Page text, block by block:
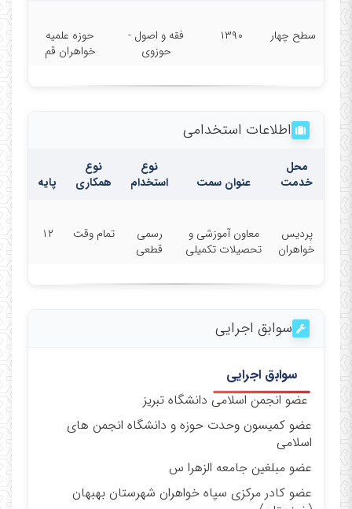
سطح چهار ۱۳۹۰
فقه و اصول -
حوزوی
حوزه علمیه
خواهران قم
اطلاعات استخدامی
محل
خدمت
عنوان سمت
نوع
استخدام
نوع
همکاری
پایه
پردیس
خواهران
معاون آموزشی و
تحصیلات تکمیلی
رسمی
قطعی
تمام وقت ۱۲
سوابق اجرایی
سوابق اجرایی
عضو انجمن اسلامی دانشگاه تبریز
عضو کمیسون وحدت حوزه و دانشگاه انجمن های
اسلامی
عضو مبلغین جامعه الزهرا س
عضو کادر مرکزی سپاه خواهران شهرستان بهبهان